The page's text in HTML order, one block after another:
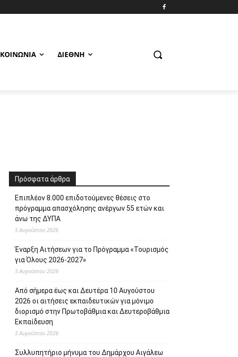
ΚΟΙΝΩΝΊΑ ΔΙΕΘΝΉ
Πρόσφατα άρθρα
Επιπλέον 8.000 επιδοτούμενες θέσεις στο
πρόγραμμα απασχόλησης ανέργων 55 ετών και
άνω της ΔΥΠΑ
5 Αυγούστου 2026
Έναρξη Αιτήσεων για το Πρόγραμμα «Τουρισμός
για Όλους 2026-2027»
5 Αυγούστου 2026
Από σήμερα έως και Δευτέρα 10 Αυγούστου
2026 οι αιτήσεις εκπαιδευτικών για μόνιμο
διορισμό στην Πρωτοβάθμια και Δευτεροβάθμια
Εκπαίδευση
5 Αυγούστου 2026
Συλλυπητήριο μήνυμα του Δημάρχου Αιγάλεω